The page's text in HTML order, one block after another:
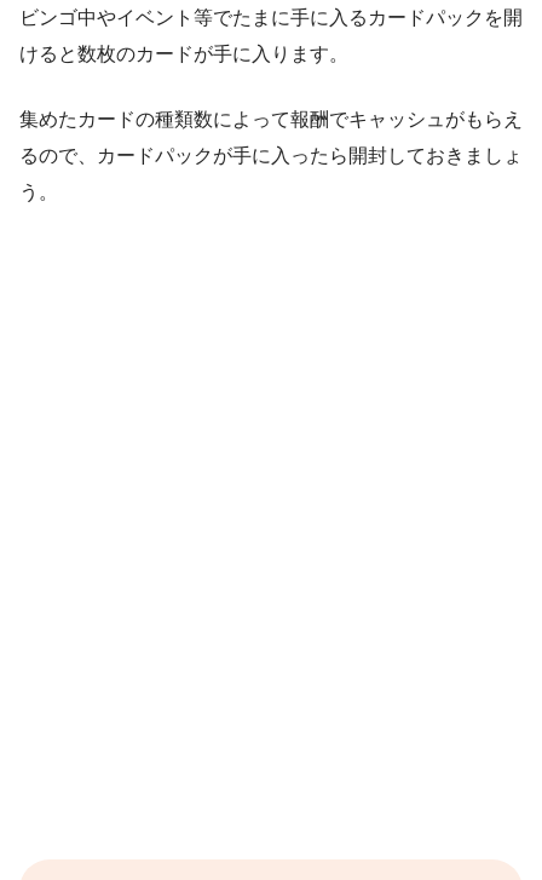
ビンゴ中やイベント等でたまに手に入るカードパックを開
けると数枚のカードが手に入ります。
集めたカードの種類数によって報酬でキャッシュがもらえ
るので、カードパックが手に入ったら開封しておきましょ
う。